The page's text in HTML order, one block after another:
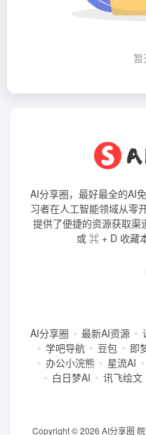
暂
AI分享圈，最好最全的AI
习者在人工智能领域从零
提供了便捷的资源获取渠
或 ⌘ + D 收藏
AI分享圈 最新AI资源
学吧导航
豆包 即
办公小浣熊
星流AI
白日梦AI
讯飞绘文
Copyright © 2026 AI分享圈